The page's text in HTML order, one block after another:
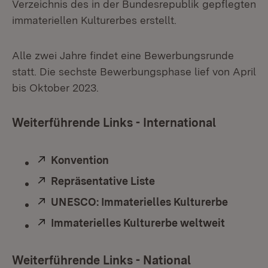
Verzeichnis des in der Bundesrepublik gepflegten
immateriellen Kulturerbes erstellt.
Alle zwei Jahre findet eine Bewerbungsrunde
statt. Die sechste Bewerbungsphase lief von April
bis Oktober 2023.
Weiterführende Links - International
Extern:
Konvention
Extern:
Repräsentative Liste
Extern:
UNESCO: Immaterielles Kulturerbe
Extern:
Immaterielles Kulturerbe weltweit
Weiterführende Links - National